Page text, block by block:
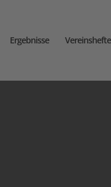
Ergebnisse Vereinshefte